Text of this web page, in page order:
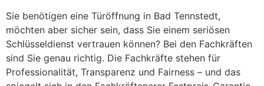
Sie benötigen eine Türöffnung in Bad Tennstedt,
möchten aber sicher sein, dass Sie einem seriösen
Schlüsseldienst vertrauen können? Bei den Fachkräften
sind Sie genau richtig. Die Fachkräfte stehen für
Professionalität, Transparenz und Fairness – und das